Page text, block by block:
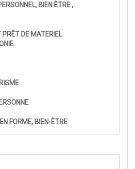
BIEN ÊTRE ,
PRÊT DE MATERIEL
FORME, BIEN-ÊTRE